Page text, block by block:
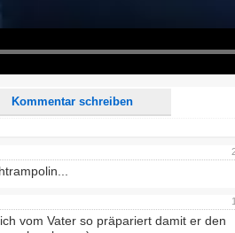
Kommentar schreiben
Bitte verwende "www." oder "http://" in URLs
auf dieser Seite weitere Kommentare erscheinen.
vom Vater so präpariert damit er den